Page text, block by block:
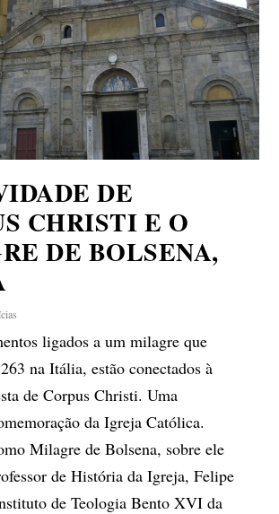
DE
CHRISTI E O
DE BOLSENA,
ligados a um milagre que
na Itália, estão conectados à
de Corpus Christi. Uma
da Igreja Católica.
Milagre de Bolsena, sobre ele
de História da Igreja, Felipe
de Teologia Bento XVI da